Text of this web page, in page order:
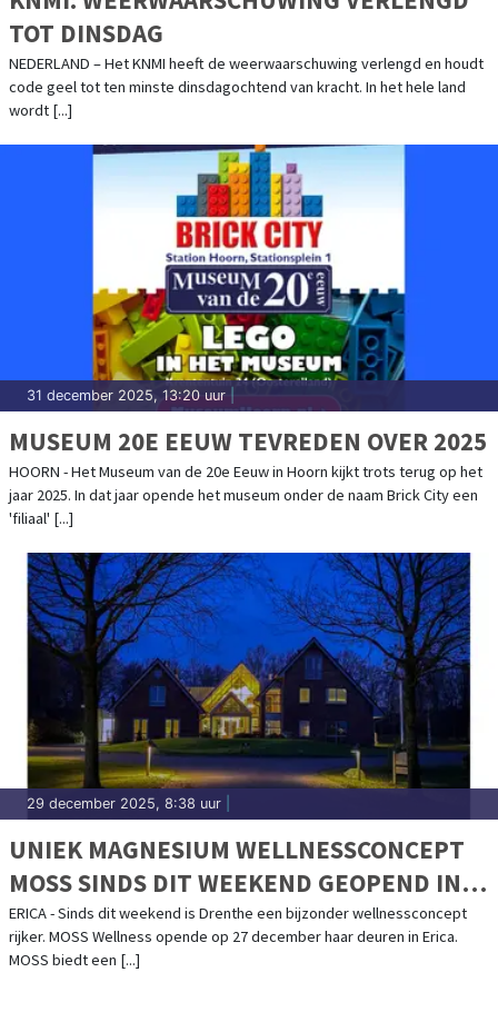
TOT DINSDAG
NEDERLAND – Het KNMI heeft de weerwaarschuwing verlengd en houdt
code geel tot ten minste dinsdagochtend van kracht. In het hele land
wordt [...]
31 december 2025, 13:20 uur
MUSEUM 20E EEUW TEVREDEN OVER 2025
HOORN - Het Museum van de 20e Eeuw in Hoorn kijkt trots terug op het
jaar 2025. In dat jaar opende het museum onder de naam Brick City een
'filiaal' [...]
29 december 2025, 8:38 uur
UNIEK MAGNESIUM WELLNESSCONCEPT
MOSS SINDS DIT WEEKEND GEOPEND IN
DRENTHE
ERICA - Sinds dit weekend is Drenthe een bijzonder wellnessconcept
rijker. MOSS Wellness opende op 27 december haar deuren in Erica.
MOSS biedt een [...]